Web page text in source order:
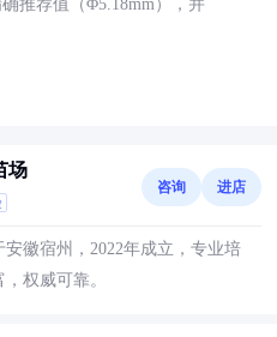
推荐值（Φ5.18mm），并
场
咨询 进店
徽宿州，2022年成立，专业培
权威可靠。